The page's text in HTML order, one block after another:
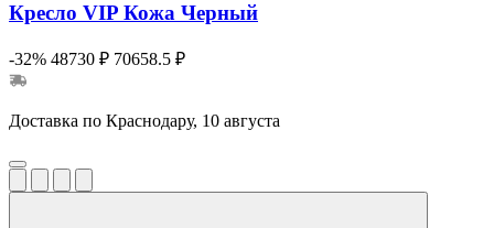
Кресло VIP Кожа Черный
-32% 48730 ₽ 70658.5 ₽
Доставка по Краснодару, 10 августа